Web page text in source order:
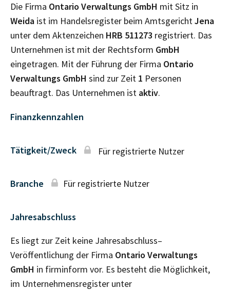
Die Firma Ontario Verwaltungs GmbH mit Sitz in
Weida ist im Handelsregister beim AmtsgerichtJena
unter dem Aktenzeichen HRB 511273 registriert. Das
Unternehmen ist mit der Rechtsform GmbH
eingetragen. Mit der Führung der Firma Ontario
Verwaltungs GmbH sind zur Zeit 1 Personen
beauftragt. Das Unternehmen ist aktiv.
Finanzkennzahlen
Tätigkeit/Zweck Für registrierte Nutzer
Branche Für registrierte Nutzer
Jahresabschluss
Es liegt zur Zeit keine Jahresabschluss–
Veröffentlichung der Firma Ontario Verwaltungs
GmbH in firminform vor. Es besteht die Möglichkeit,
im Unternehmensregister unter